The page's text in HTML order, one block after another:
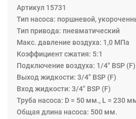
насосов (артикул 16733) или на
для насосов (артикул 16730),
использоваться для
л. или резервуара.
подключение до 3-х
подключены более 3
использовать модели насосов H.V.
производительности).
Насос бесшумный, двойного
изготовлены из NBR/PU. Этот насос
Артикул 15731
Тип насоса: поршневой,
Тип привода: пневматический
Макс. давление воздуха: 1,0 МПа
Коэффициент сжатия: 5:1
Подключение воздуха: 1/4" BSP (F)
Выход жидкости: 3/4" BSP (F)
Вход жидкости: 3/4" BSP (F)
Труба насоса: D = 50 мм., L = 230
Общая длина насоса: 500 мм.